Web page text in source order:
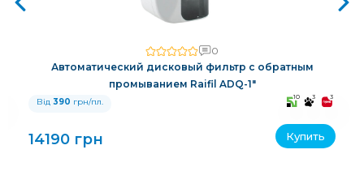
0
Автоматический дисковый фильтр с обратным
промыванием Raifil ADQ-1"
Від 390 грн/пл. 10 3 3
14190 грн Купить